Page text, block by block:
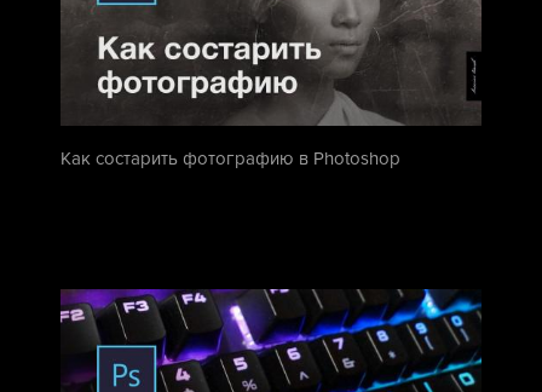
Как состарить фотографию в Photoshop